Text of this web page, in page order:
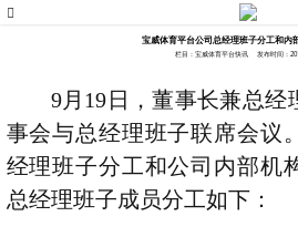
宝威体育平台公司总经理班子分工和内
栏目：宝威体育平台快讯 发布时间：
9月 19 日，董事长兼总经
事会与总经理班子联席会议
经理班子分工和公司内部机
总经理班子成员分工如下：